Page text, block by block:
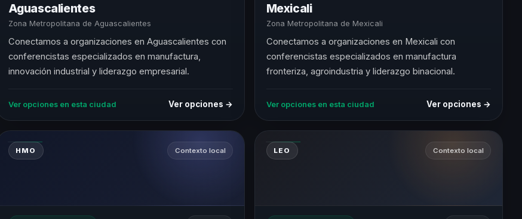
Aguascalientes
Zona Metropolitana de Aguascalientes
Conectamos a organizaciones en Aguascalientes con
conferencistas especializados en manufactura,
innovación industrial y liderazgo empresarial.
Ver opciones en esta ciudad Ver opciones →
Mexicali
Zona Metropolitana de Mexicali
Conectamos a organizaciones en Mexicali con
conferencistas especializados en manufactura
fronteriza, agroindustria y liderazgo binacional.
Ver opciones en esta ciudad Ver opciones →
HMO Contexto local LEO Contexto local